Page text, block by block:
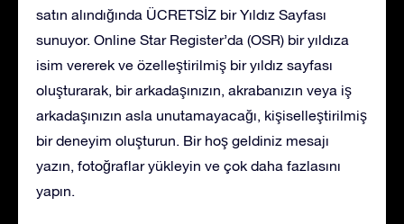
satın alındığında ÜCRETSİZ bir Yıldız Sayfası
sunuyor. Online Star Register’da (OSR) bir yıldıza
isim vererek ve özelleştirilmiş bir yıldız sayfası
oluşturarak, bir arkadaşınızın, akrabanızın veya iş
arkadaşınızın asla unutamayacağı, kişiselleştirilmiş
bir deneyim oluşturun. Bir hoş geldiniz mesajı
yazın, fotoğraflar yükleyin ve çok daha fazlasını
yapın.